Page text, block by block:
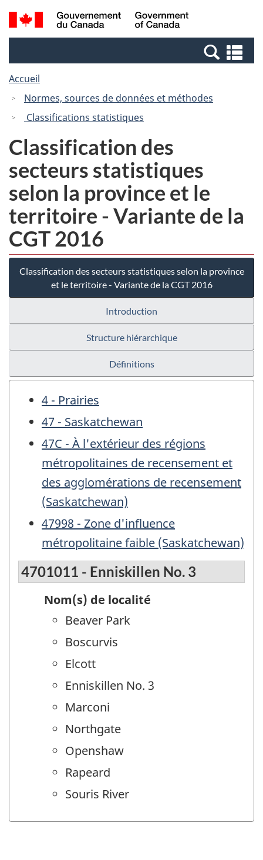
Passer
au
Passer
à
Canada
Recherche
et
et
Accueil
Normes, sources de données et méthodes
Classifications statistiques
Classification des
secteurs statistiques
selon la province et le
territoire - Variante de la
CGT 2016
Classification des secteurs statistiques selon la province
et le territoire - Variante de la CGT 2016
Introduction
Structure hiérarchique
Définitions
4 - Prairies
47 - Saskatchewan
47C - À l'extérieur des régions
métropolitaines de recensement et
des agglomérations de recensement
(Saskatchewan)
47998 - Zone d'influence
métropolitaine faible (Saskatchewan)
4701011 - Enniskillen No. 3
Nom(s) de localité
Beaver Park
Boscurvis
Elcott
Enniskillen No. 3
Marconi
Northgate
Openshaw
Rapeard
Souris River